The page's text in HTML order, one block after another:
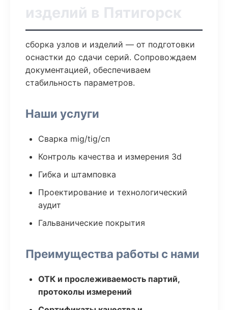
изделий в Пятигорск
сборка узлов и изделий — от подготовки
оснастки до сдачи серий. Сопровождаем
документацией, обеспечиваем
стабильность параметров.
Наши услуги
Сварка mig/tig/сп
Контроль качества и измерения 3d
Гибка и штамповка
Проектирование и технологический
аудит
Гальванические покрытия
Преимущества работы с нами
ОТК и прослеживаемость партий,
протоколы измерений